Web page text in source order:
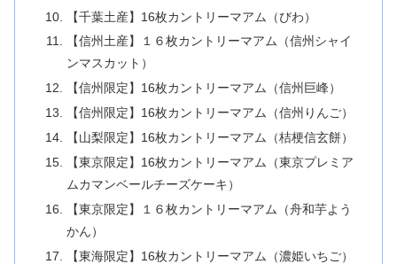
【千葉土産】16枚カントリーマアム（びわ）
【信州土産】１６枚カントリーマアム（信州シャイ
ンマスカット）
【信州限定】16枚カントリーマアム（信州巨峰）
【信州限定】16枚カントリーマアム（信州りんご）
【山梨限定】16枚カントリーマアム（桔梗信玄餅）
【東京限定】16枚カントリーマアム（東京プレミア
ムカマンベールチーズケーキ）
【東京限定】１６枚カントリーマアム（舟和芋よう
かん）
【東海限定】16枚カントリーマアム（濃姫いちご）